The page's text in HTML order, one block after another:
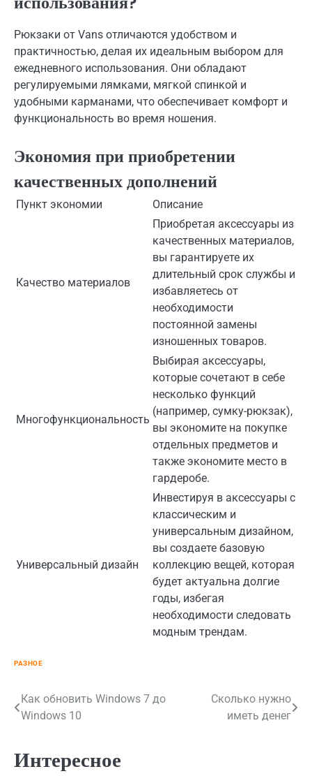
Рюкзаки от Vans отличаются удобством и
практичностью, делая их идеальным выбором для
ежедневного использования. Они обладают
регулируемыми лямками, мягкой спинкой и
удобными карманами, что обеспечивает комфорт и
функциональность во время ношения.
Экономия при приобретении
качественных дополнений
Пункт экономии Описание
Качество материалов
Приобретая аксессуары из
качественных материалов,
вы гарантируете их
длительный срок службы и
избавляетесь от
необходимости
постоянной замены
изношенных товаров.
Многофункциональность
Выбирая аксессуары,
которые сочетают в себе
несколько функций
(например, сумку-рюкзак),
вы экономите на покупке
отдельных предметов и
также экономите место в
гардеробе.
Универсальный дизайн
Инвестируя в аксессуары с
классическим и
универсальным дизайном,
вы создаете базовую
коллекцию вещей, которая
будет актуальна долгие
годы, избегая
необходимости следовать
модным трендам.
РАЗНОЕ
Навигация
записям
Как обновить Windows 7 до
Windows 10
Сколько нужно
иметь денег
Интересное